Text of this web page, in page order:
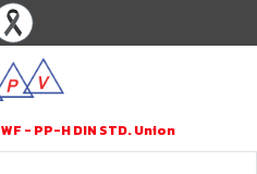
WF - PP-H DIN STD. Union